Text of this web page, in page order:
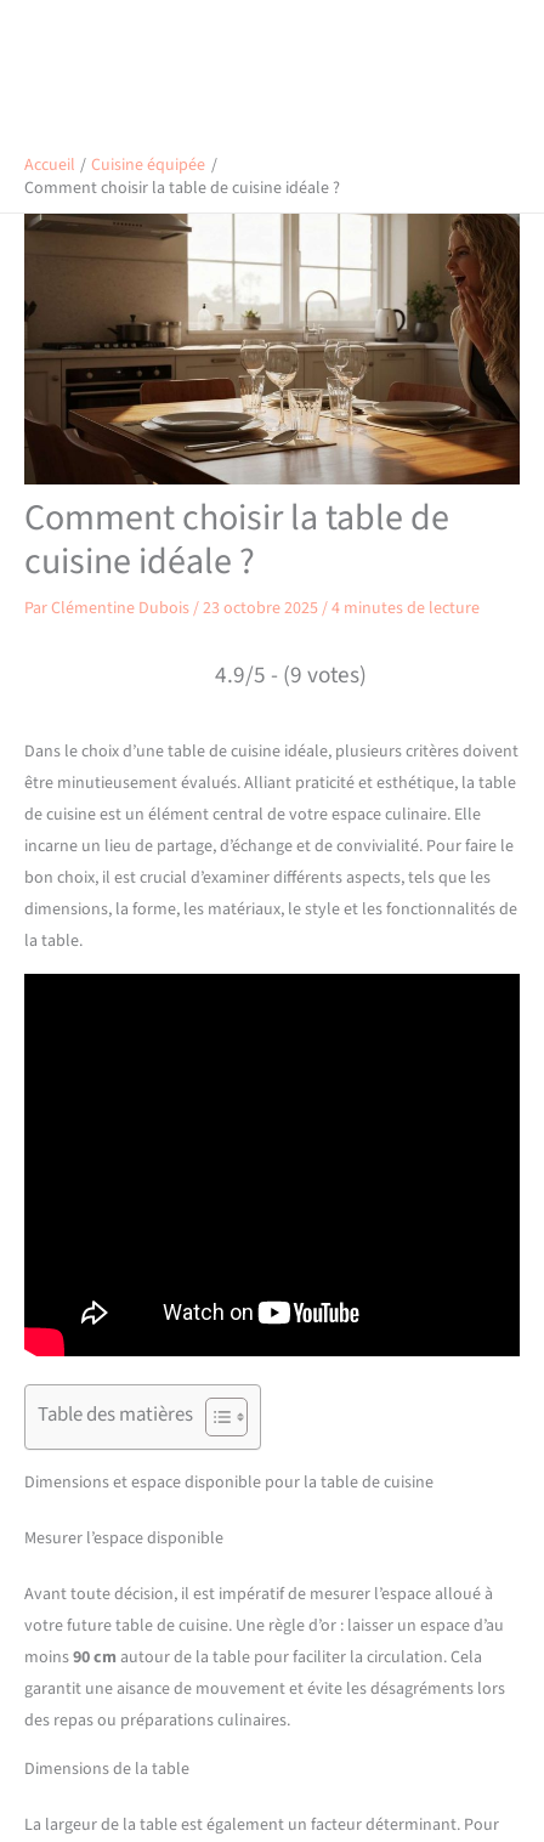
Accueil
Cuisine équipée
Comment choisir la table de cuisine idéale ?
Comment choisir la table de
cuisine idéale ?
ParClémentine Dubois/23 octobre 2025/4 minutes de lecture
4.9/5 - (9 votes)
Dans le choix d’une table de cuisine idéale, plusieurs critères doivent
être minutieusement évalués. Alliant praticité et esthétique, la table
de cuisine est un élément central de votre espace culinaire. Elle
incarne un lieu de partage, d’échange et de convivialité. Pour faire le
bon choix, il est crucial d’examiner différents aspects, tels que les
dimensions, la forme, les matériaux, le style et les fonctionnalités de
la table.
Table des matières
Dimensions et espace disponible pour la table de cuisine
Mesurer l’espace disponible
Avant toute décision, il est impératif de mesurer l’espace alloué à
votre future table de cuisine. Une règle d’or : laisser un espace d’au
moins90 cm autour de la table pour faciliter la circulation. Cela
garantit une aisance de mouvement et évite les désagréments lors
des repas ou préparations culinaires.
Dimensions de la table
La largeur de la table est également un facteur déterminant. Pour